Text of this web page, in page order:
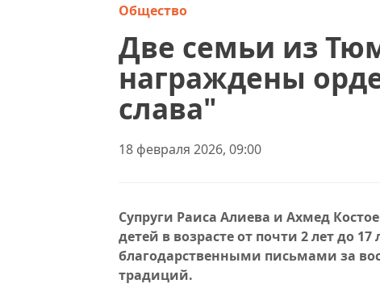
Общество
Две семьи из
награждены
слава"
18 февраля 2026, 09:00
Супруги Раиса Алиева и Ахмед
детей в возрасте от почти 2 лет до
благодарственными письмами за
традиций.